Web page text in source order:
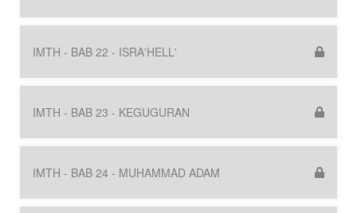
IMTH - BAB 22 - ISRA'HELL'
IMTH - BAB 23 - KEGUGURAN
IMTH - BAB 24 - MUHAMMAD ADAM